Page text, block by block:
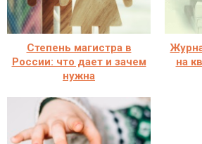
Степень магистра в
России: что дает и зачем
нужна
на